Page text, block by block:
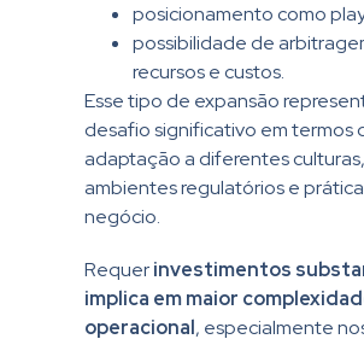
posicionamento como
possibilidade de
recursos e custos.
Esse tipo de expansão
desafio significativo em termos
adaptação a diferentes culturas,
ambientes regulatórios e
negócio.
Requerinvestimentos
implica em maior
operacional, especialmente